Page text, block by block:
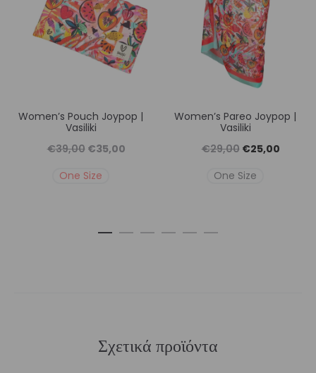
Women’s Pouch Joypop |
Vasiliki
€39,00 Original
price
€35,00Η
€35,00.
One Size
Women’s Pareo Joypop |
Vasiliki
€29,00 Original
price
€25,00Η
One Size
Σχετικά προϊόντα